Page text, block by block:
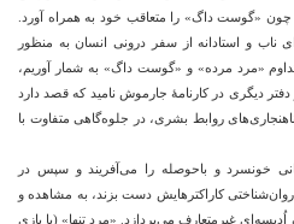
«گوست داگ» را متعاقب خود به همراه آورد.
ناب و استادانه از سفر درونی انسان به منظور
«مرد مرده» و «گوست داگ» به شمار آوریم،
دیگری در کارنامۀ جارموش نامید که قصد دارد
روابط بشری، در جلوه‌گاهی متفاوت با
خونسرد و باحوصله را می‌آفریند و سپس در
کاراکترهایش دست بزند، به مشاهده و
غیر‌متعارف می‌پردازد. «مرد تنها» (با بازی